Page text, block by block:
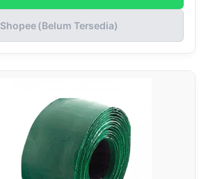
Shopee (Belum Tersedia)